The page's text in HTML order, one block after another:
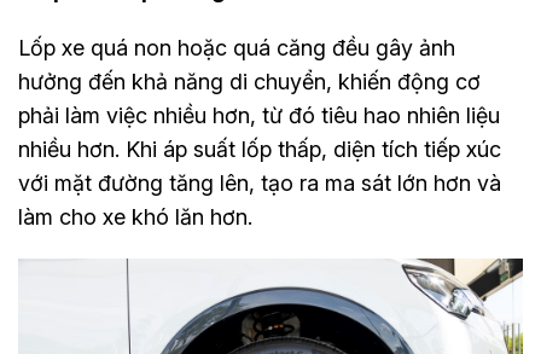
Lốp xe quá non hoặc quá căng đều gây ảnh
hưởng đến khả năng di chuyển, khiến động cơ
phải làm việc nhiều hơn, từ đó tiêu hao nhiên liệu
nhiều hơn. Khi áp suất lốp thấp, diện tích tiếp xúc
với mặt đường tăng lên, tạo ra ma sát lớn hơn và
làm cho xe khó lăn hơn.